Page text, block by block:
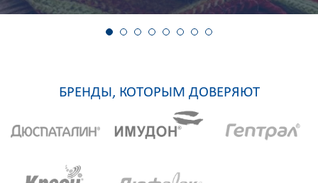
1 2 3 4 5 6 7 8
БРЕНДЫ, КОТОРЫМ ДОВЕРЯЮТ